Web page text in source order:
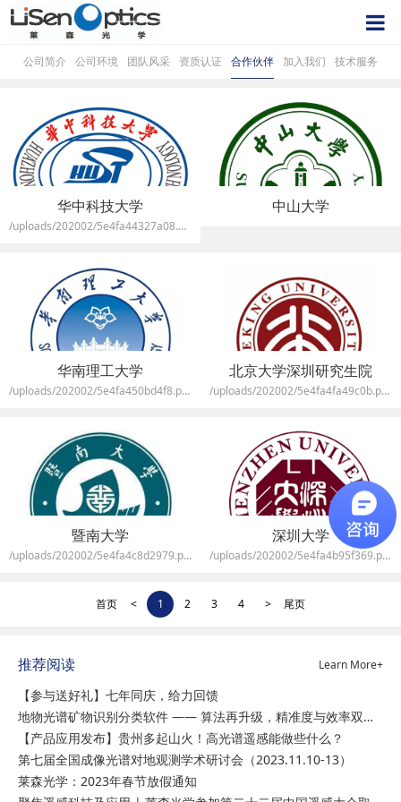
公司简介 公司环境 团队风采 资质认证 合作伙伴 加入我们 技术服务
华中科技大学
/uploads/202002/5e4fa44327a08.png
中山大学
华南理工大学
/uploads/202002/5e4fa450bd4f8.png
北京大学深圳研究生院
/uploads/202002/5e4fa4fa49c0b.png
暨南大学
/uploads/202002/5e4fa4c8d2979.png
深圳大学
/uploads/202002/5e4fa4b95f369.png
首页 < 1 2 3 4 > 尾页
推荐阅读 Learn More+
【参与送好礼】七年同庆，给力回馈
地物光谱矿物识别分类软件 —— 算法再升级，精准度与效率双突破
【产品应用发布】贵州多起山火！高光谱遥感能做些什么？
第七届全国成像光谱对地观测学术研讨会（2023.11.10-13）
莱森光学：2023年春节放假通知